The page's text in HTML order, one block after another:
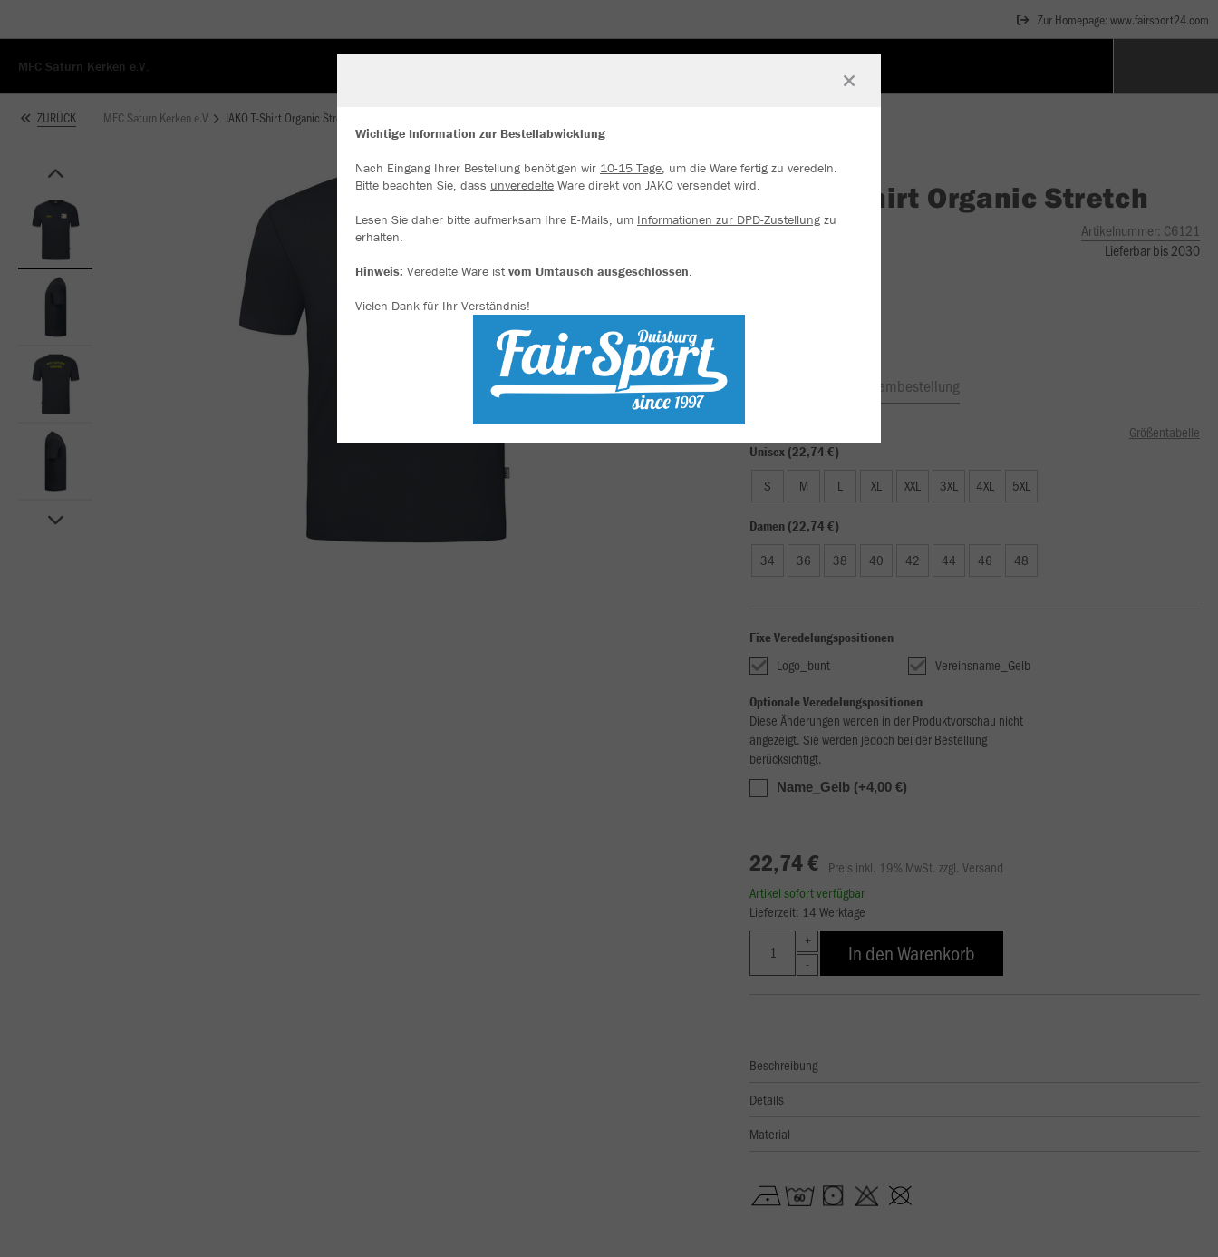
Zur Homepage: www.fairsport24.com
MFC Saturn Kerken e.V.
ZURÜCK MFC Saturn Kerken e.V. JAKO T-Shirt Organic Stretch
JAKO T-Shirt Organic Stretch
anthrazit Artikelnummer: C6121
Lieferbar bis 2030
Teambestellung
Größentabelle
Unisex (22,74 €)
S M L XL XXL 3XL 4XL 5XL
Damen (22,74 €)
34 36 38 40 42 44 46 48
Fixe Veredelungspositionen
Logo_bunt Vereinsname_Gelb
Optionale Veredelungspositionen
Diese Änderungen werden in der Produktvorschau nicht
angezeigt. Sie werden jedoch bei der Bestellung
berücksichtigt.
Name_Gelb (+4,00 €)
22,74 € Preis inkl. 19% MwSt. zzgl. Versand
Artikel sofort verfügbar
Lieferzeit: 14 Werktage
In den Warenkorb
Beschreibung
Details
Material
Wichtige Information zur Bestellabwicklung
Nach Eingang Ihrer Bestellung benötigen wir 10-15 Tage, um die Ware fertig zu veredeln.
Bitte beachten Sie, dass unveredelte Ware direkt von JAKO versendet wird.
Lesen Sie daher bitte aufmerksam Ihre E-Mails, um Informationen zur DPD-Zustellung zu
erhalten.
Hinweis: Veredelte Ware istvom Umtausch ausgeschlossen.
Vielen Dank für Ihr Verständnis!
Wir verwenden Cookies
Durch die Analyse der Besucherdaten können wir dir personalisierte Inhalte
Cookies findest Du in den Einstellungen.
mehr Infos
Datenschutz Impressum